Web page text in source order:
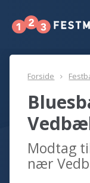
Forside
Modtag
nær